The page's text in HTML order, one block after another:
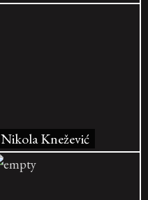
Nikola Knežević